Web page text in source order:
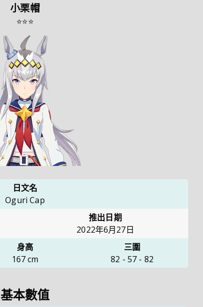
小栗帽
⭐⭐⭐
日文名
Oguri Cap
推出日期
2022年6月27日
身高
167cm
三圍
82 - 57 - 82
基本數值